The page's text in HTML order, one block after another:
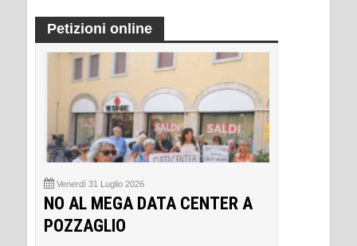
Petizioni online
Venerdì 31 Luglio 2026
NO AL MEGA DATA CENTER A
POZZAGLIO